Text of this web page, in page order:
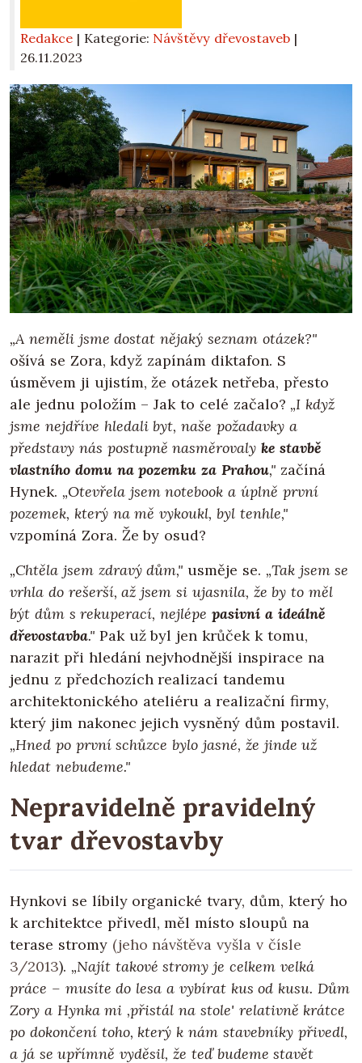
Redakce | Kategorie: Návštěvy dřevostaveb |
26.11.2023
„A neměli jsme dostat nějaký seznam otázek?"
ošívá se Zora, když zapínám diktafon. S
úsměvem ji ujistím, že otázek netřeba, přesto
ale jednu položím – Jak to celé začalo? „I když
jsme nejdříve hledali byt, naše požadavky a
představy nás postupně nasměrovalyke stavbě
vlastního domu na pozemku za Prahou," začíná
Hynek. „Otevřela jsem notebook a úplně první
pozemek, který na mě vykoukl, byl tenhle,"
vzpomíná Zora. Že by osud?
„Chtěla jsem zdravý dům," usměje se. „Tak jsem se
vrhla do rešerší, až jsem si ujasnila, že by to měl
být dům s rekuperací, nejlépe pasivní a ideálně
dřevostavba." Pak už byl jen krůček k tomu,
narazit při hledání nejvhodnější inspirace na
jednu z předchozích realizací tandemu
architektonického ateliéru a realizační firmy,
který jim nakonec jejich vysněný dům postavil.
„Hned po první schůzce bylo jasné, že jinde už
hledat nebudeme."
Nepravidelně pravidelný
tvar dřevostavby
Hynkovi se líbily organické tvary, dům, který ho
k architektce přivedl, měl místo sloupů na
terase stromy (jeho návštěva vyšla v čísle
3/2013). „Najít takové stromy je celkem velká
práce – musíte do lesa a vybírat kus od kusu. Dům
Zory a Hynka mi ‚přistál na stole' relativně krátce
po dokončení toho, který k nám stavebníky přivedl,
a já se upřímně vyděsil, že teď budeme stavět